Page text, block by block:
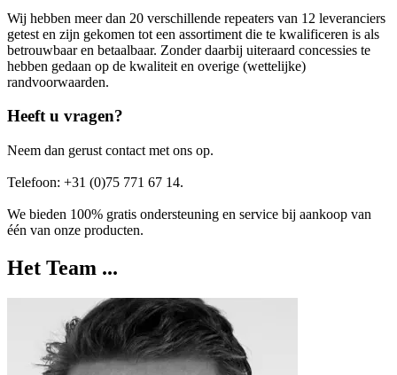
Wij hebben meer dan 20 verschillende repeaters van 12 leveranciers
getest en zijn gekomen tot een assortiment die te kwalificeren is als
betrouwbaar en betaalbaar. Zonder daarbij uiteraard concessies te
hebben gedaan op de kwaliteit en overige (wettelijke)
randvoorwaarden.
Heeft u vragen?
Neem dan gerust contact met ons op.
Telefoon: +31 (0)75 771 67 14.
We bieden 100% gratis ondersteuning en service bij aankoop van
één van onze producten.
Het Team ...